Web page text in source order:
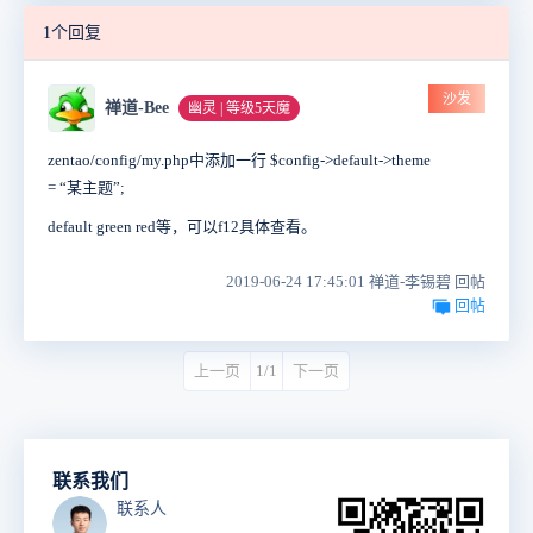
1个回复
禅道-Bee 幽灵 | 等级5天魔
沙发
zentao/config/my.php中添加一行 $config->default->theme
= “某主题”;
default green red等，可以f12具体查看。
2019-06-24 17:45:01 禅道-李锡碧 回帖
回帖
上一页 1/1 下一页
联系我们
联系人